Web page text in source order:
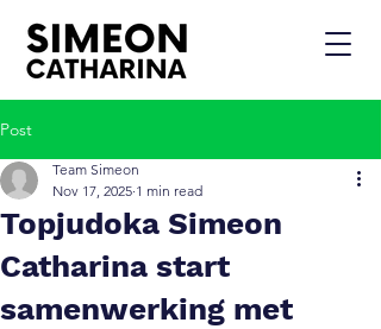
Post
Topjudoka Simeon
Catharina start
samenwerking met
Team Simeon
Nov 17, 2025 1 min read